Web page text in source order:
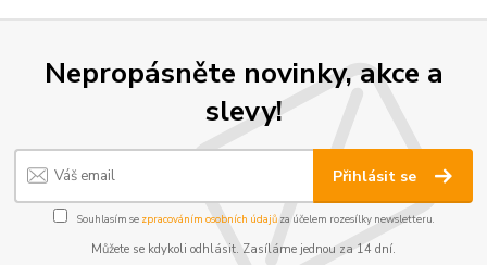
Nepropásněte novinky, akce a
slevy!
Přihlásit se
Souhlasím se zpracováním osobních údajůza účelem rozesílky newsletteru.
Můžete se kdykoli odhlásit. Zasíláme jednou za 14 dní.